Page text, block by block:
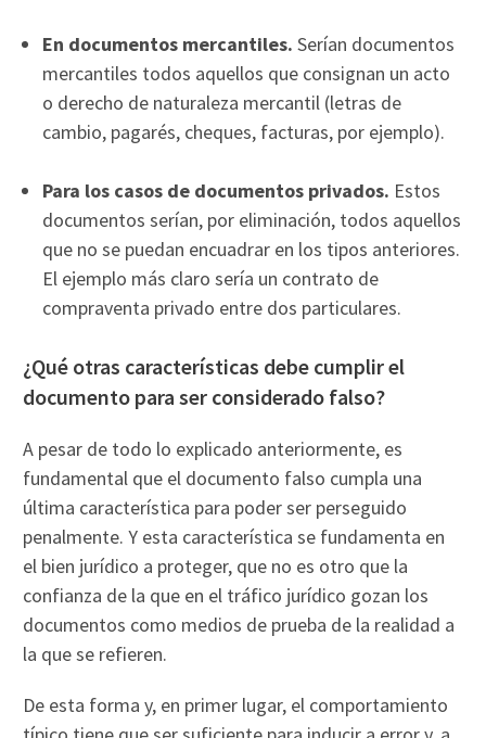
En documentos mercantiles.Serían documentos
mercantiles todos aquellos que consignan un acto
o derecho de naturaleza mercantil (letras de
cambio, pagarés, cheques, facturas, por ejemplo).
Para los casos de documentos privados. Estos
documentos serían, por eliminación, todos aquellos
que no se puedan encuadrar en los tipos anteriores.
El ejemplo más claro sería un contrato de
compraventa privado entre dos particulares.
¿Qué otras características debe cumplir el
documento para ser considerado falso?
A pesar de todo lo explicado anteriormente, es
fundamental que el documento falso cumpla una
última característica para poder ser perseguido
penalmente. Y esta característica se fundamenta en
el bien jurídico a proteger, que no es otro que la
confianza de la que en el tráfico jurídico gozan los
documentos como medios de prueba de la realidad a
la que se refieren.
De esta forma y, en primer lugar, el comportamiento